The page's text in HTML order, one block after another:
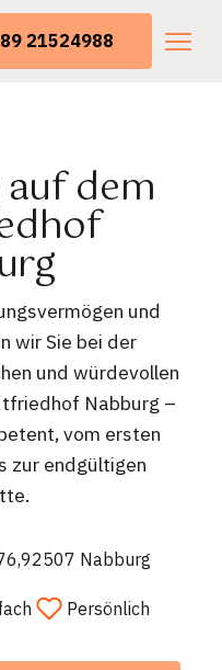
21524988
dem
und
wir Sie bei der
und würdevollen
Nabburg –
vom ersten
zur endgültigen
Nabburg
Persönlich